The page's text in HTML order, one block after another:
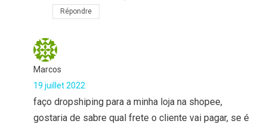
Répondre
Marcos
19 juillet 2022
faço dropshiping para a minha loja na shopee,
gostaria de sabre qual frete o cliente vai pagar, se é